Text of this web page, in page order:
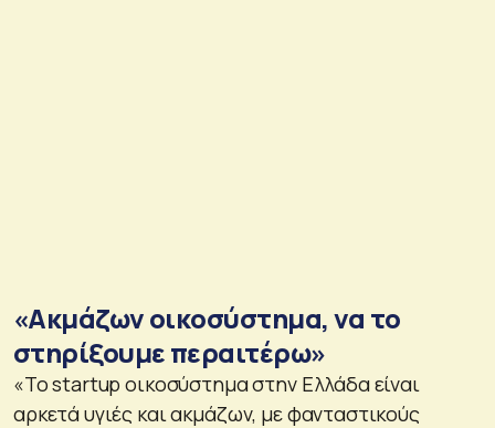
«Ακμάζων οικοσύστημα, να το
στηρίξουμε περαιτέρω»
«Το startup οικοσύστημα στην Ελλάδα είναι
αρκετά υγιές και ακμάζων, με φανταστικούς